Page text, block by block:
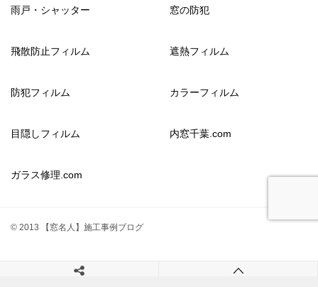
雨戸・シャッター 窓の防犯
飛散防止フィルム 遮熱フィルム
防犯フィルム カラーフィルム
目隠しフィルム 内窓千葉.com
ガラス修理.com
© 2013 【窓名人】施工事例ブログ